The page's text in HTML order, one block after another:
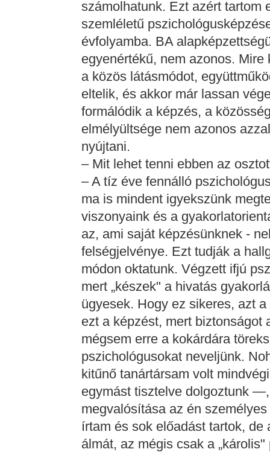
számolhatunk. Ezt azért tartom
szemléletű
évfolyamba. BA
egyenértékű, nem azonos.
a közös látásmódot,
eltelik, és akkor már lassan
formálódik a képzés, a
elmélyültsége nem azonos
nyújtani.
– Mit lehet tenni ebben az
– A tíz éve fennálló
ma is mindent igyekszünk
viszonyaink és a
az, ami saját képzésünknek -
felségjelvénye. Ezt tudják a
módon oktatunk. Végzett ifjú
mert „készek" a hivatás
ügyesek. Hogy ez sikeres, azt
ezt a képzést, mert biztonságot
mégsem erre a kokárdára
pszichológusokat neveljünk.
kitűnő tanártársam volt
egymást tisztelve dolgoztunk
megvalósítása az én
írtam és sok előadást tartok,
álmát, az mégis csak a